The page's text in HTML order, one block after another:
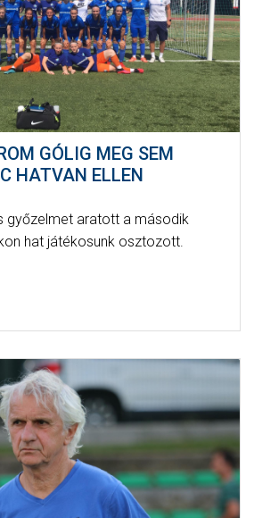
GALÉRIA
ÉLMÉNYEK
SAJTÓ
GÓLIG MEG SEM
HATVAN ELLEN
győzelmet aratott a második
hat játékosunk osztozott.